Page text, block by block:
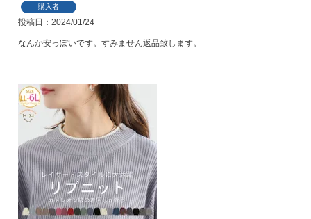
購入者
投稿日 2024/01/24
なんか安っぽいです。すみません返品致します。